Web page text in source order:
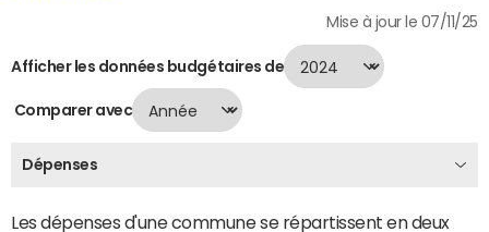
Mise à jour le 07/11/25
Afficher les données budgétaires de
Comparer avec
Dépenses
Les dépenses d'une commune se répartissent en deux